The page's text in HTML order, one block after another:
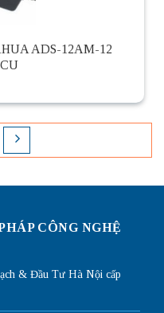
ADS-12AM-12
CÔNG NGHỆ
& Đầu Tư Hà Nội cấp